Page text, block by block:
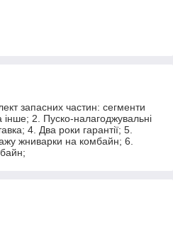
запасних частин: сегменти
2. Пуско-налагоджувальні
4. Два роки гарантії; 5.
жниварки на комбайн; 6.